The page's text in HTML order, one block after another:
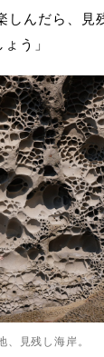
しんだら、見
う」
見残し海岸。